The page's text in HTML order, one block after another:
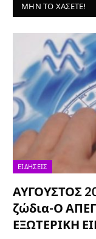
ΜΗΝ ΤΟ ΧΆΣΕΤΕ!
ΕΙΔΉΣΕΙΣ
ΑΥΓΟΥΣΤΟΣ
ζώδια-Ο
ΕΞΩΤΕΡΙΚΗ